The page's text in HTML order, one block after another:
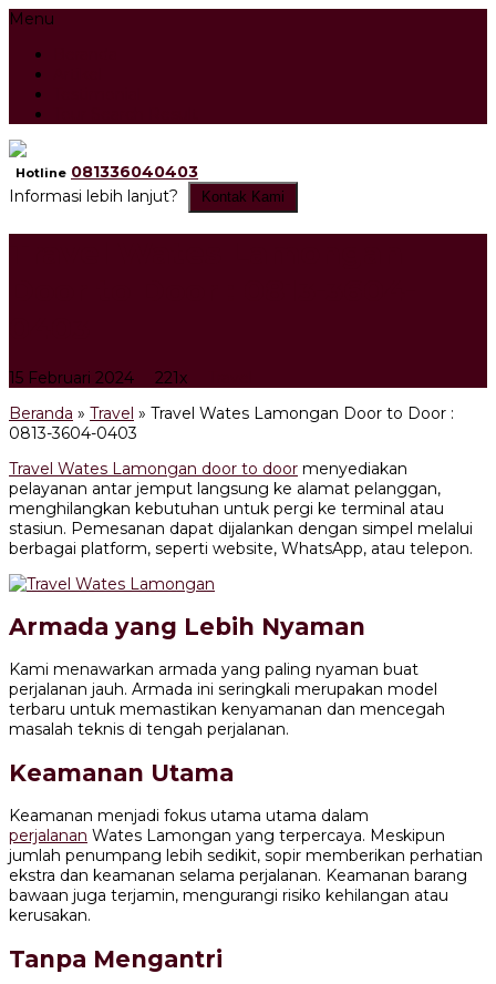
Menu
Hotline 081336040403
Informasi lebih lanjut?
Kontak Kami
15 Februari 2024 221x
Beranda » Travel » Travel Wates Lamongan Door to Door :
0813-3604-0403
Travel Wates Lamongan door to door menyediakan
pelayanan antar jemput langsung ke alamat pelanggan,
menghilangkan kebutuhan untuk pergi ke terminal atau
stasiun. Pemesanan dapat dijalankan dengan simpel melalui
berbagai platform, seperti website, WhatsApp, atau telepon.
Armada yang Lebih Nyaman
Kami menawarkan armada yang paling nyaman buat
perjalanan jauh. Armada ini seringkali merupakan model
terbaru untuk memastikan kenyamanan dan mencegah
masalah teknis di tengah perjalanan.
Keamanan Utama
Keamanan menjadi fokus utama utama dalam
perjalanan Wates Lamongan yang terpercaya. Meskipun
jumlah penumpang lebih sedikit, sopir memberikan perhatian
ekstra dan keamanan selama perjalanan. Keamanan barang
bawaan juga terjamin, mengurangi risiko kehilangan atau
kerusakan.
Tanpa Mengantri